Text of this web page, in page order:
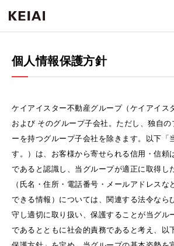
個人情報保護方針
ケイアイスター不動産グループ（ケイアイス
および そのグループ子会社。ただし、独自
ーを持つグループ子会社を除きます。以下「
す。）は、お客様から寄せられる信用・信頼
であると認識し、当グループが適正に取得し
（氏名・住所・電話番号・メールアドレスな
できる情報）については、関連する法令なら
守し適切に取り扱い、保護することが当グル
であるとともに社会的責務であると考え、以